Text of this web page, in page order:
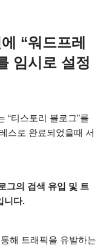
“워드프레
임시로 설정
“티스토리 블로그”를
스로 완료되었을때 서
그의 검색 유입 및 트
니다.
해 트래픽을 유발하는